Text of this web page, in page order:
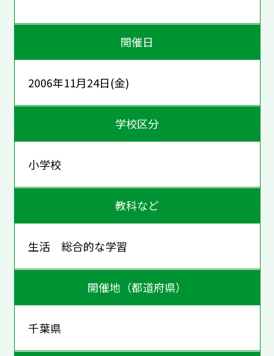
開催日
2006年11月24日(金)
学校区分
小学校
教科など
生活 総合的な学習
開催地（都道府県）
千葉県